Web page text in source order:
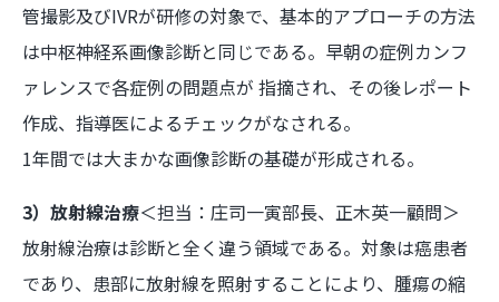
管撮影及びIVRが研修の対象で、基本的アプローチの方法
は中枢神経系画像診断と同じである。早朝の症例カンフ
ァレンスで各症例の問題点が 指摘され、その後レポート
作成、指導医によるチェックがなされる。
1年間では大まかな画像診断の基礎が形成される。
3）放射線治療＜担当：庄司一寅部長、正木英一顧問＞
放射線治療は診断と全く違う領域である。対象は癌患者
であり、患部に放射線を照射することにより、腫瘍の縮